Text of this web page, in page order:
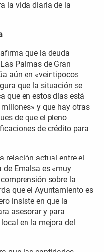
la vida diaria de la
que la deuda
Palmas de Gran
aún en «veintipocos
que la situación se
que en estos días está
y que hay otras
de que el pleno
de crédito para
relación actual entre el
Emalsa es «muy
sobre la
que el Ayuntamiento es
insiste en que la
asesorar y para
en la mejora del